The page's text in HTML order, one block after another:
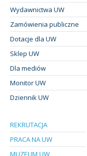
Wydawnictwa UW
Zamówienia publiczne
Dotacje dla UW
Sklep UW
Dla mediów
Monitor UW
Dziennik UW
REKRUTACJA
PRACA NA UW
MUZEUM UW